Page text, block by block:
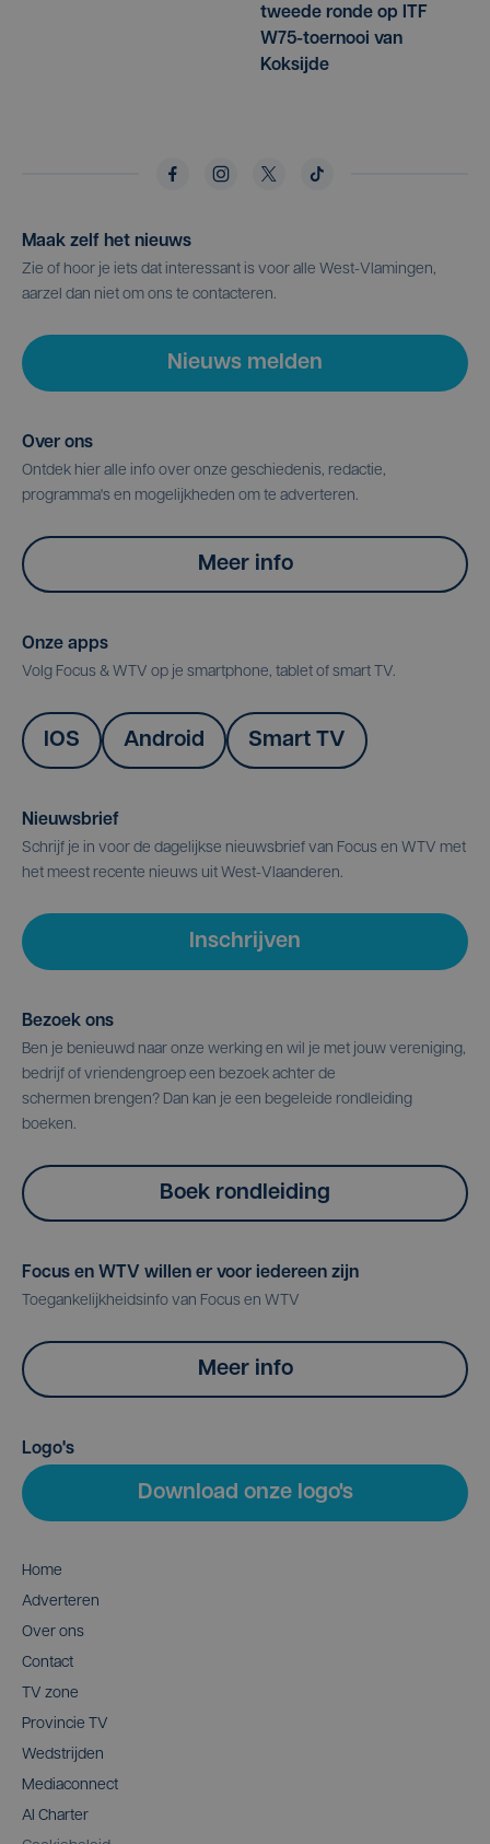
tweede ronde op ITF
W75-toernooi van
Koksijde
Maak zelf het nieuws
Zie of hoor je iets dat interessant is voor alle West-Vlamingen,
aarzel dan niet om ons te contacteren.
Nieuws melden
Over ons
Ontdek hier alle info over onze geschiedenis, redactie,
programma's en mogelijkheden om te adverteren.
Meer info
Onze apps
Volg Focus & WTV op je smartphone, tablet of smart TV.
IOS Android Smart TV
Nieuwsbrief
Schrijf je in voor de dagelijkse nieuwsbrief van Focus en WTV met
het meest recente nieuws uit West-Vlaanderen.
Inschrijven
Bezoek ons
Ben je benieuwd naar onze werking en wil je met jouw vereniging,
bedrijf of vriendengroep een bezoek achter de
schermen brengen? Dan kan je een begeleide rondleiding
boeken.
Boek rondleiding
Focus en WTV willen er voor iedereen zijn
Toegankelijkheidsinfo van Focus en WTV
Meer info
Logo's
Download onze logo's
Home
Adverteren
Over ons
Contact
TV zone
Provincie TV
Wedstrijden
Mediaconnect
AI Charter